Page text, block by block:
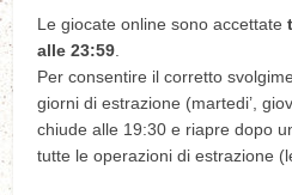
Le giocate online sono accettate
alle 23:59
Per consentire il corretto
giorni di estrazione (martedi’,
chiude alle 19:30 e riapre dopo
tutte le operazioni di estrazione